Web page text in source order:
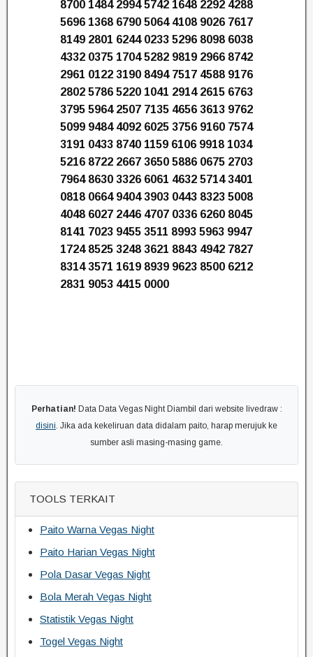
8700 1484 2994 5742 1648 2292 4288
5696 1368 6790 5064 4108 9026 7617
8149 2801 6244 0233 5296 8098 6038
4332 0375 1704 5282 9819 2966 8742
2961 0122 3190 8494 7517 4588 9176
2802 5786 5220 1041 2914 2615 6763
3795 5964 2507 7135 4656 3613 9762
5099 9484 4092 6025 3756 9160 7574
3191 0433 8740 1159 6106 9918 1034
5216 8722 2667 3650 5886 0675 2703
7964 8630 3326 6061 4632 5714 3401
0818 0664 9404 3903 0443 8323 5008
4048 6027 2446 4707 0336 6260 8045
8141 7023 9455 3511 8993 5963 9947
1724 8525 3248 3621 8843 4942 7827
8314 3571 1619 8939 9623 8500 6212
2831 9053 4415 0000
Perhatian! Data Data Vegas Night Diambil dari website livedraw :
disini. Jika ada kekeliruan data didalam paito, harap merujuk ke
sumber asli masing-masing game.
TOOLS TERKAIT
Paito Warna Vegas Night
Paito Harian Vegas Night
Pola Dasar Vegas Night
Bola Merah Vegas Night
Statistik Vegas Night
Togel Vegas Night